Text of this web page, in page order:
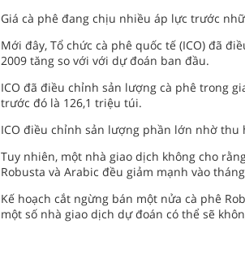
Giá cà phê đang chịu nhiều áp lực trước
Mới đây, Tổ chức cà phê quốc tế (ICO) đã
2009 tăng so với với dự đoán ban đầu.
ICO đã điều chỉnh sản lượng cà phê trong
trước đó là 126,1 triệu túi.
ICO điều chỉnh sản lượng phần lớn nhờ thu
Tuy nhiên, một nhà giao dịch không cho
Robusta và Arabic đều giảm mạnh vào
Kế hoạch cắt ngừng bán một nửa cà phê
một số nhà giao dịch dự đoán có thể sẽ